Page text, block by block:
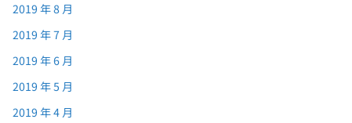
2019 年 8 月
2019 年 7 月
2019 年 6 月
2019 年 5 月
2019 年 4 月